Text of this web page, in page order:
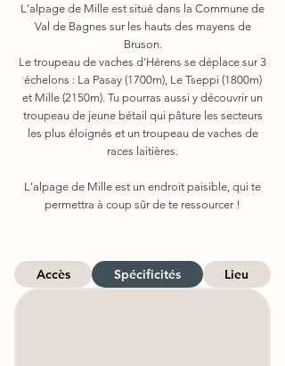
L'alpage de Mille est situé dans la Commune de
Val de Bagnes sur les hauts des mayens de
Bruson.
Le troupeau de vaches d'Hérens se déplace sur 3
échelons : La Pasay (1700m), Le Tseppi (1800m)
et Mille (2150m). Tu pourras aussi y découvrir un
troupeau de jeune bétail qui pâture les secteurs
les plus éloignés et un troupeau de vaches de
races laitières.
L'alpage de Mille est un endroit paisible, qui te
permettra à coup sûr de te ressourcer !
Accès Spécificités Lieu